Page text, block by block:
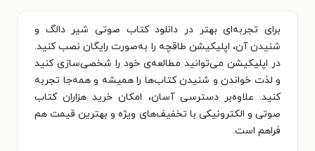
برای تجربه‌ای بهتر در دانلود کتاب صوتی شیر دالگ و
شنیدن آن، اپلیکیشن طاقچه را به‌صورت رایگان نصب کنید.
در اپلیکیشن می‌توانید مطالعه‌ی خود را شخصی‌سازی کنید
و لذت خواندن و شنیدن کتاب‌ها را همیشه و همه‌جا تجربه
کنید. علاوه‌بر دسترسی آسان، امکان خرید هزاران کتاب
صوتی و الکترونیکی با تخفیف‌های ویژه و بهترین قیمت هم
فراهم است.